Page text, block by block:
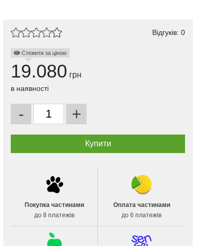
Відгуків: 0
Стежити за ціною
19.080 грн
в наявності
- +
Покупка частинами
до 8 платежів
Оплата частинами
до 6 платежів